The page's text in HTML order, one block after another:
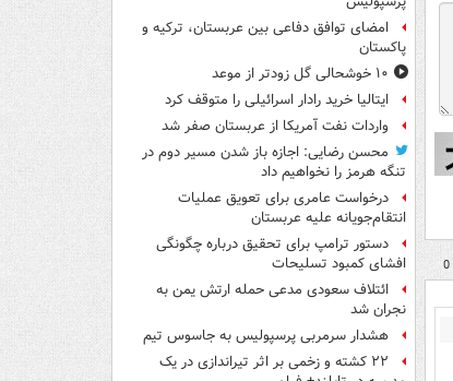
امضای توافق دفاعی بین عربستان، ترکیه و
پاکستان
۱۰ خوشحالی گل زودتر از موعد
ایتالیا خرید رادار اسرائیلی را متوقف کرد
واردات نفت آمریکا از عربستان صفر شد
محسن رضایی: اجازه باز شدن مسیر دوم در
تنگه هرمز را نخواهیم داد
درخواست عامری برای تعویق عملیات
انتقام‌جویانه علیه عربستان
دستور ترامپ برای تحقیق درباره چگونگی
افشای کمبود تسلیحات
ائتلاف سعودی مدعی حمله ارتش یمن به
نجران شد
هشدار سرمربی پرسپولیس به جاسوس تیم
۲۲ کشته و زخمی بر اثر تیراندازی در یک